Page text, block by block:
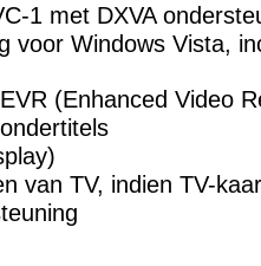
1 met DXVA
voor Windows Vista,
(Enhanced Video
van TV, indien TV-